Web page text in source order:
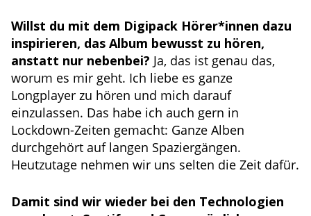
Willst du mit dem Digipack Hörer*innen dazu
inspirieren, das Album bewusst zu hören,
anstatt nur nebenbei? Ja, das ist genau das,
worum es mir geht. Ich liebe es ganze
Longplayer zu hören und mich darauf
einzulassen. Das habe ich auch gern in
Lockdown-Zeiten gemacht: Ganze Alben
durchgehört auf langen Spaziergängen.
Heutzutage nehmen wir uns selten die Zeit dafür.
Damit sind wir wieder bei den Technologien